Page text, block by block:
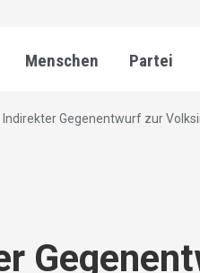
Menschen Partei
Indirekter Gegenentwurf zur